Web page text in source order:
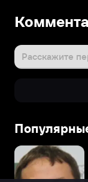
Расскажите